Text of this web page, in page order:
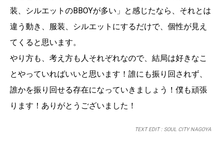
装、シルエットのBBOYが多い」と感じたなら、それとは
違う動き、服装、シルエットにするだけで、個性が見え
てくると思います。
やり方も、考え方も人それぞれなので、結局は好きなこ
とやっていればいいと思います！誰にも振り回されず、
誰かを振り回せる存在になっていきましょう！僕も頑張
ります！ありがとうございました！
TEXT EDIT : SOUL CITY NAGOYA